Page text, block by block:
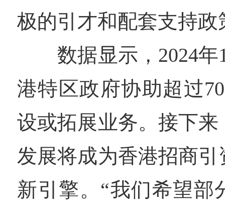
极的引才和配套支持政
数据显示，2024年
港特区政府协助超过
设或拓展业务。接下
发展将成为香港招商
新引擎。“我们希望部